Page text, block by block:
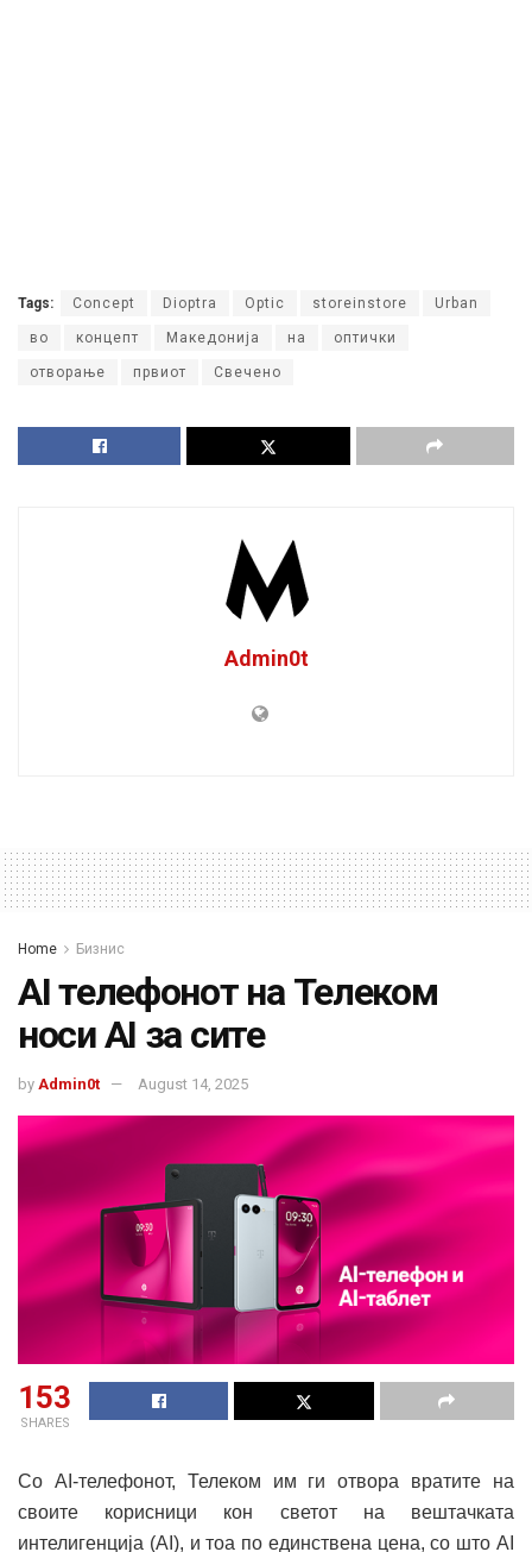
Tags: Concept Dioptra Optic storeinstore Urban
во концепт Македонија на оптички
отворање првиот Свечено
Admin0t
Home Бизнис
AI телефонот на Телеком
носи AI за сите
by Admin0t August 14, 2025
153
SHARES
Со AI-телефонот, Телеком им ги отвора вратите на
своите корисници кон светот на вештачката
интелигенција (AI), и тоа по единствена цена, со што AI